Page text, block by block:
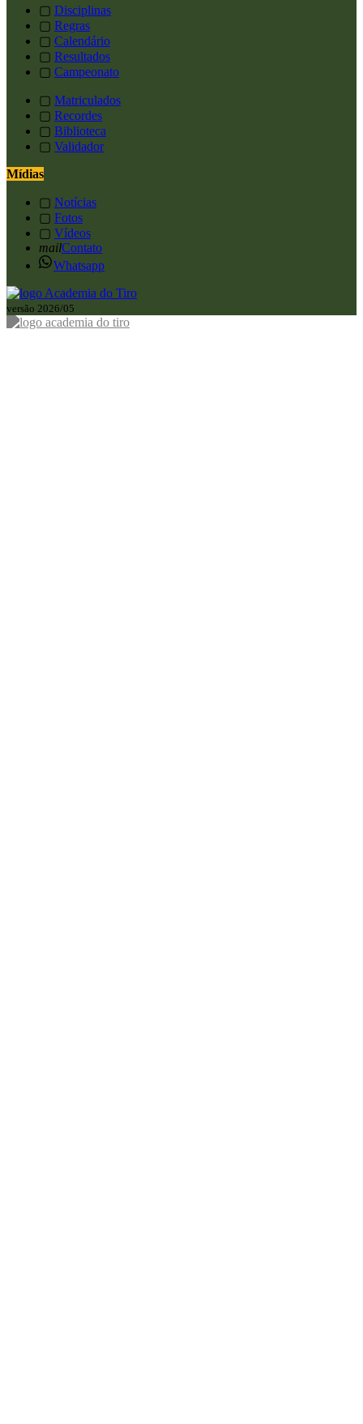
▢ Disciplinas
▢ Regras
▢ Calendário
▢ Resultados
▢ Campeonato
▢ Matriculados
▢ Recordes
▢ Biblioteca
▢ Validador
Mídias
▢ Notícias
▢ Fotos
▢ Vídeos
mailContato
Whatsapp
versão 2026/05